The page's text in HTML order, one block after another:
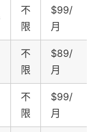
不
限
$99/
月
不
限
$89/
月
不
限
$99/
月